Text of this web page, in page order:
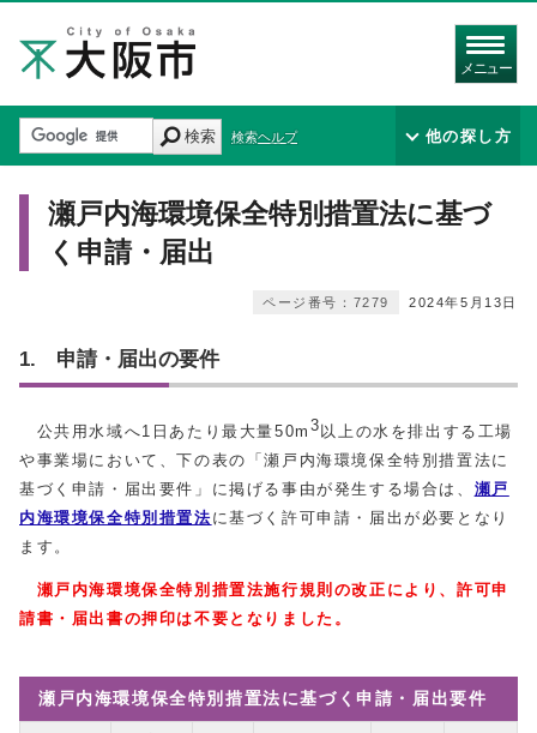
メニュー
検索 検索ヘルプ 他の探し方
瀬戸内海環境保全特別措置法に基づ
く申請・届出
2024年5月13日
ページ番号：7279
1. 申請・届出の要件
公共用水域へ1日あたり最大量50m 3 以上の水を排出する工場
や事業場において、下の表の「瀬戸内海環境保全特別措置法に
基づく申請・届出要件」に掲げる事由が発生する場合は、 瀬戸
内海環境保全特別措置法に基づく許可申請・届出が必要となり
ます。
瀬戸内海環境保全特別措置法施行規則の改正により、許可申
請書・届出書の押印は不要となりました。
瀬戸内海環境保全特別措置法に基づく申請・届出要件